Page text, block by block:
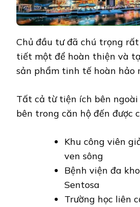
Chủ đầu tư đã chú trọng
tiết một để hoàn thiện và
sản phẩm tinh tế hoàn hảo
Tất cả từ tiện ích bên
bên trong căn hộ đến được
Khu công viên
ven sông
Bệnh viện đa
Sentosa
Trường học liên